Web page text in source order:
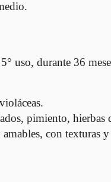
uso, durante 36
pimiento,
con texturas